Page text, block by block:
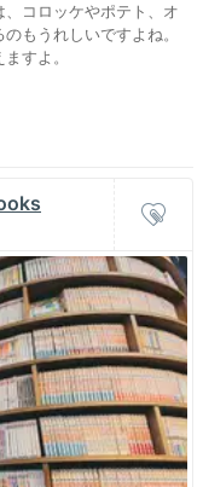
コロッケやポテト、オ
もうれしいですよね。
すよ。